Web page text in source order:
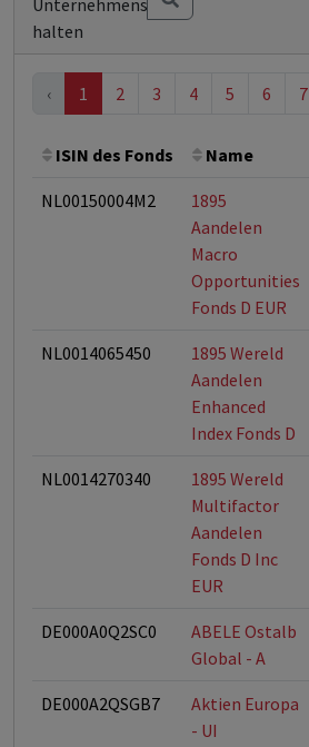
Unternehmens
halten
‹ 1 2 3 4 5 6 7
ISIN des Fonds Name
NL00150004M2
1895
Aandelen
Macro
Opportunities
Fonds D EUR
NL0014065450
1895 Wereld
Aandelen
Enhanced
Index Fonds D
NL0014270340
1895 Wereld
Multifactor
Aandelen
Fonds D Inc
EUR
DE000A0Q2SC0
ABELE Ostalb
Global - A
DE000A2QSGB7
Aktien Europa
- UI